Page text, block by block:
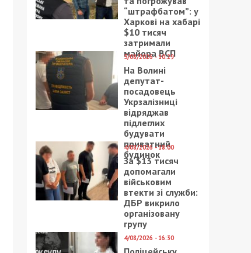
“штрафбатом”: у
Харкові на хабарі
$10 тисяч
затримали
майора ВСП
5/08/2026 - 10:29
На Волині
депутат-
посадовець
Укрзалізниці
відряджав
підлеглих
будувати
приватний
будинок
4/08/2026 - 18:00
За $13 тисяч
допомагали
військовим
втекти зі служби:
ДБР викрило
організовану
групу
4/08/2026 - 16:30